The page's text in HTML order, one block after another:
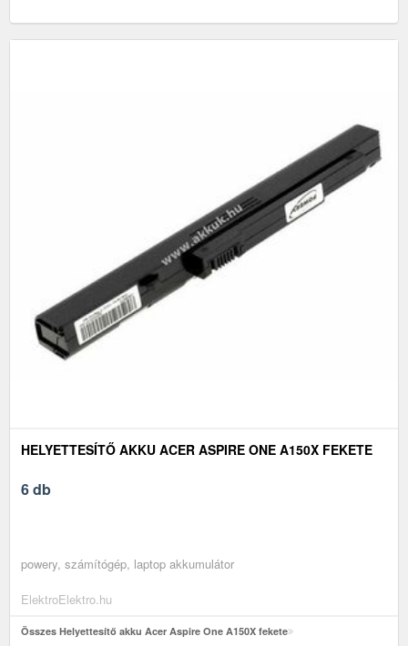
HELYETTESÍTŐ AKKU ACER ASPIRE ONE A150X FEKETE
6 db
powery, számítógép, laptop akkumulátor
ElektroElektro.hu
Összes Helyettesítő akku Acer Aspire One A150X fekete